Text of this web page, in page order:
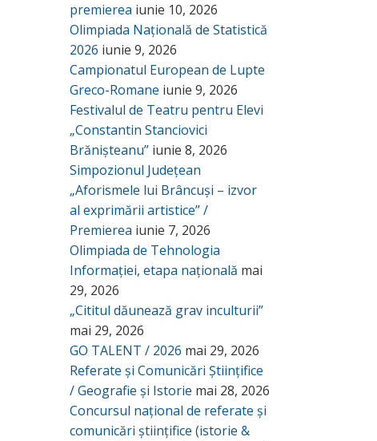
premierea iunie 10, 2026
Olimpiada Națională de Statistică
2026 iunie 9, 2026
Campionatul European de Lupte
Greco-Romane iunie 9, 2026
Festivalul de Teatru pentru Elevi
„Constantin Stanciovici
Brănișteanu” iunie 8, 2026
Simpozionul Județean
„Aforismele lui Brâncuși – izvor
al exprimării artistice” /
Premierea iunie 7, 2026
Olimpiada de Tehnologia
Informației, etapa națională mai
29, 2026
„Cititul dăunează grav inculturii”
mai 29, 2026
GO TALENT / 2026 mai 29, 2026
Referate și Comunicări Științifice
/ Geografie și Istorie mai 28, 2026
Concursul național de referate și
comunicări științifice (istorie &